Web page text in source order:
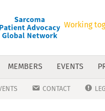
Working
MEMBERS EVENTS
CONTACT